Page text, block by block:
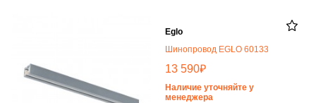
Eglo
Шинопровод EGLO 60133
13 590₽
Наличие уточняйте у
менеджера